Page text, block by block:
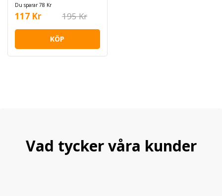
Du sparar 78 Kr
117 Kr 195 Kr
KÖP
Vad tycker våra kunder